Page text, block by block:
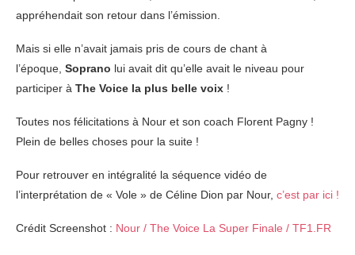
appréhendait son retour dans l’émission.
Mais si elle n’avait jamais pris de cours de chant à
l’époque, Soprano lui avait dit qu’elle avait le niveau pour
participer à The Voice la plus belle voix !
Toutes nos félicitations à Nour et son coach Florent Pagny !
Plein de belles choses pour la suite !
Pour retrouver en intégralité la séquence vidéo de
l’interprétation de « Vole » de Céline Dion par Nour, c’est par ici !
Crédit Screenshot : Nour / The Voice La Super Finale / TF1.FR